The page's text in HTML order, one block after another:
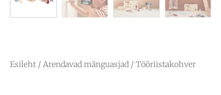
Esileht / Arendavad mänguasjad / Tööriistakohver